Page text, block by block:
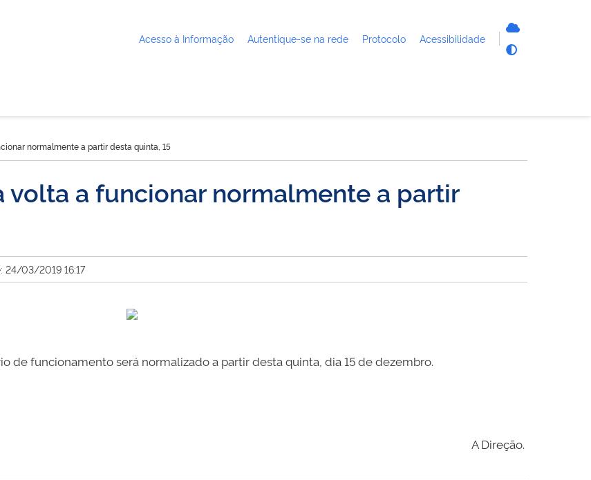
Acesso à Informação Autentique-se na rede Protocolo Acessibilidade
normalmente a partir desta quinta, 15
a funcionar normalmente a partir
24/03/2019 16:17
de funcionamento será normalizado a partir desta quinta, dia 15 de dezembro.
A Direção.